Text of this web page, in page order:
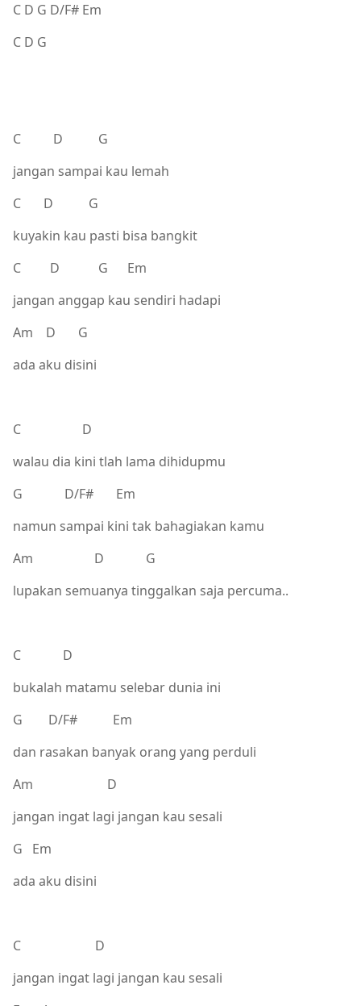
C D G D/F# Em
C D G
C D G
jangan sampai kau lemah
C D G
kuyakin kau pasti bisa bangkit
C D G Em
jangan anggap kau sendiri hadapi
Am D G
ada aku disini
C D
walau dia kini tlah lama dihidupmu
G D/F# Em
namun sampai kini tak bahagiakan kamu
Am D G
lupakan semuanya tinggalkan saja percuma..
C D
bukalah matamu selebar dunia ini
G D/F# Em
dan rasakan banyak orang yang perduli
Am D
jangan ingat lagi jangan kau sesali
G Em
ada aku disini
C D
jangan ingat lagi jangan kau sesali